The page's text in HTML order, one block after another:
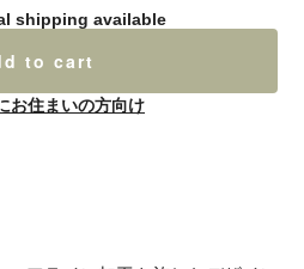
shipping available
to cart
お住まいの方向け